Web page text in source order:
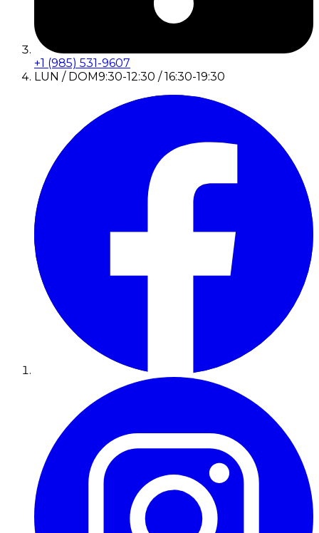
+1 (985) 531-9607
LUN / DOM9:30-12:30 / 16:30-19:30